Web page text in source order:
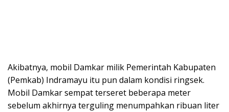
Akibatnya, mobil Damkar milik Pemerintah Kabupaten
(Pemkab) Indramayu itu pun dalam kondisi ringsek.
Mobil Damkar sempat terseret beberapa meter
sebelum akhirnya terguling menumpahkan ribuan liter